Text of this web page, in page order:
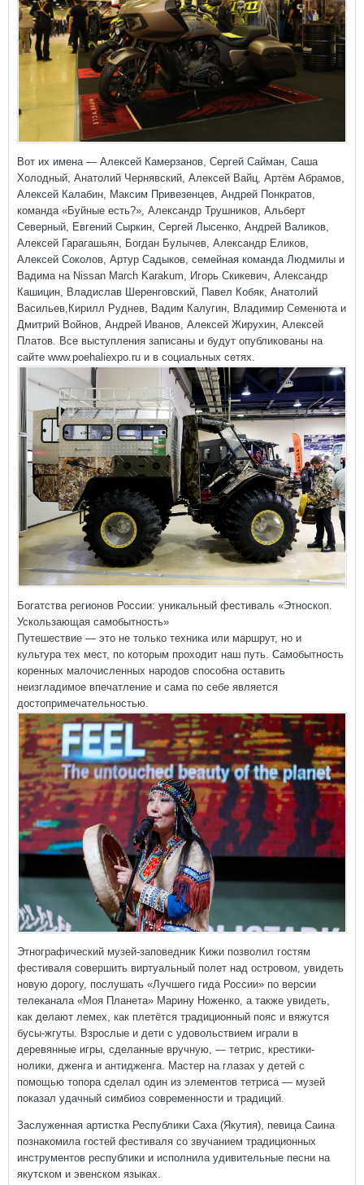
Вот их имена — Алексей Камерзанов, Сергей Сайман, Саша
Холодный, Анатолий Чернявский, Алексей Вайц, Артём Абрамов,
Алексей Калабин, Максим Привезенцев, Андрей Понкратов,
команда «Буйные есть?», Александр Трушников, Альберт
Северный, Евгений Сыркин, Сергей Лысенко, Андрей Валиков,
Алексей Гарагашьян, Богдан Булычев, Александр Еликов,
Алексей Соколов, Артур Садыков, семейная команда Людмилы и
Вадима на Nissan March Karakum, Игорь Скикевич, Александр
Кашицин, Владислав Шеренговский, Павел Кобяк, Анатолий
Васильев,Кирилл Руднев, Вадим Калугин, Владимир Семенюта и
Дмитрий Войнов, Андрей Иванов, Алексей Жирухин, Алексей
Платов. Все выступления записаны и будут опубликованы на
сайте www.poehaliexpo.ru и в социальных сетях.
Богатства регионов России: уникальный фестиваль «Этноскоп.
Ускользающая самобытность»
Путешествие — это не только техника или маршрут, но и
культура тех мест, по которым проходит наш путь. Самобытность
коренных малочисленных народов способна оставить
неизгладимое впечатление и сама по себе является
достопримечательностью.
Этнографический музей-заповедник Кижи позволил гостям
фестиваля совершить виртуальный полет над островом, увидеть
новую дорогу, послушать «Лучшего гида России» по версии
телеканала «Моя Планета» Марину Ноженко, а также увидеть,
как делают лемех, как плетётся традиционный пояс и вяжутся
бусы-жгуты. Взрослые и дети с удовольствием играли в
деревянные игры, сделанные вручную, — тетрис, крестики-
нолики, дженга и антидженга. Мастер на глазах у детей с
помощью топора сделал один из элементов тетриса — музей
показал удачный симбиоз современности и традиций.
Заслуженная артистка Республики Саха (Якутия), певица Саина
познакомила гостей фестиваля со звучанием традиционных
инструментов республики и исполнила удивительные песни на
якутском и эвенском языках.